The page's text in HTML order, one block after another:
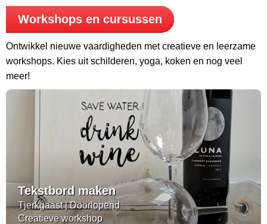
Workshops en cursussen
Ontwikkel nieuwe vaardigheden met creatieve en leerzame
workshops. Kies uit schilderen, yoga, koken en nog veel
meer!
Tekstbord maken
Tjerkgaast | Doorlopend
Creatieve workshop